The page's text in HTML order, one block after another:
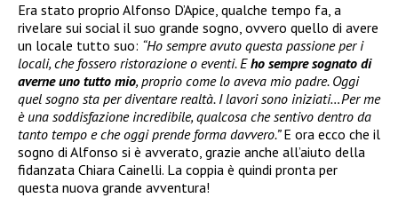
Era stato proprio Alfonso D’Apice, qualche tempo fa, a
rivelare sui social il suo grande sogno, ovvero quello di avere
un locale tutto suo: “Ho sempre avuto questa passione per i
locali, che fossero ristorazione o eventi. Eho sempre sognato di
averne uno tutto mio, proprio come lo aveva mio padre. Oggi
quel sogno sta per diventare realtà. I lavori sono iniziati…Per me
è una soddisfazione incredibile, qualcosa che sentivo dentro da
tanto tempo e che oggi prende forma davvero.”E ora ecco che il
sogno di Alfonso si è avverato, grazie anche all’aiuto della
fidanzata Chiara Cainelli. La coppia è quindi pronta per
questa nuova grande avventura!